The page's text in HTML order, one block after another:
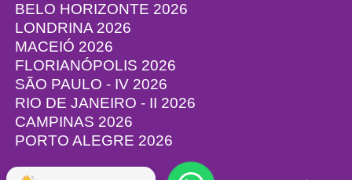
BELO HORIZONTE 2026
LONDRINA 2026
MACEIÓ 2026
FLORIANÓPOLIS 2026
SÃO PAULO - IV 2026
RIO DE JANEIRO - II 2026
CAMPINAS 2026
PORTO ALEGRE 2026